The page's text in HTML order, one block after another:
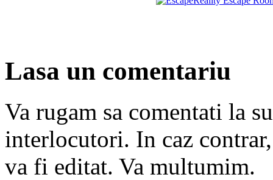
Lasa un comentariu
Va rugam sa comentati la
interlocutori. In caz
va fi editat. Va multumim.